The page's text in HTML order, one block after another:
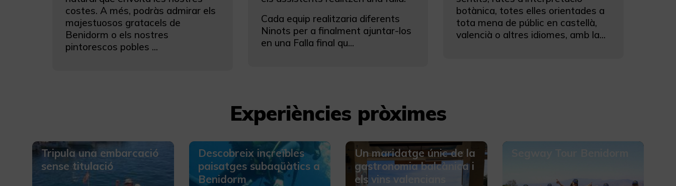
costes. A més, podràs admirar els
majestuosos gratacels de
Benidorm o els nostres
pintorescos pobles ...
Cada equip realitzaria diferents
Ninots per a finalment ajuntar-los
en una Falla final qu...
botànica, totes elles orientades a
tota mena de públic en castellà,
valencià o altres idiomes, amb la...
Experiències pròximes
Tripula una embarcació
sense titulació
Descobreix increïbles
paisatges subaqüàtics a
Benidorm
Un maridatge únic de la
gastronomia balcànica i
els vins valencians